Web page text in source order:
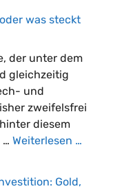
was steckt
der unter dem
gleichzeitig
und
zweifelsfrei
diesem
… Weiterlesen …
Gold,